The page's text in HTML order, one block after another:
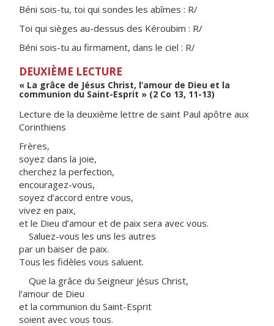
Béni sois-tu, toi qui sondes les abîmes : R/
Toi qui sièges au-dessus des Kéroubim : R/
Béni sois-tu au firmament, dans le ciel : R/
DEUXIÈME LECTURE
« La grâce de Jésus Christ, l’amour de Dieu et la
communion du Saint-Esprit » (2 Co 13, 11-13)
Lecture de la deuxième lettre de saint Paul apôtre aux
Corinthiens
Frères,
soyez dans la joie,
cherchez la perfection,
encouragez-vous,
soyez d’accord entre vous,
vivez en paix,
et le Dieu d’amour et de paix sera avec vous.
Saluez-vous les uns les autres
par un baiser de paix.
Tous les fidèles vous saluent.
Que la grâce du Seigneur Jésus Christ,
l’amour de Dieu
et la communion du Saint-Esprit
soient avec vous tous.